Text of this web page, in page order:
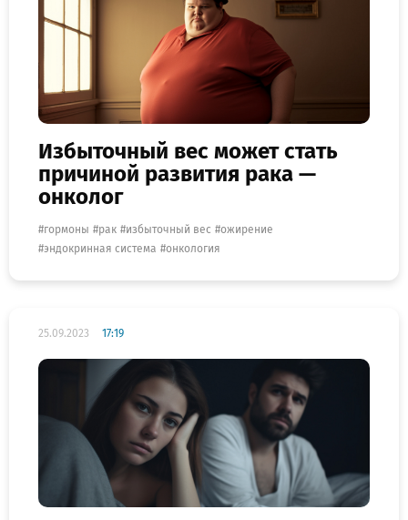
Избыточный вес может стать
причиной развития рака —
онколог
гормоны рак избыточный вес
ожирение
эндокринная система
онкология
25.09.2023 17:19